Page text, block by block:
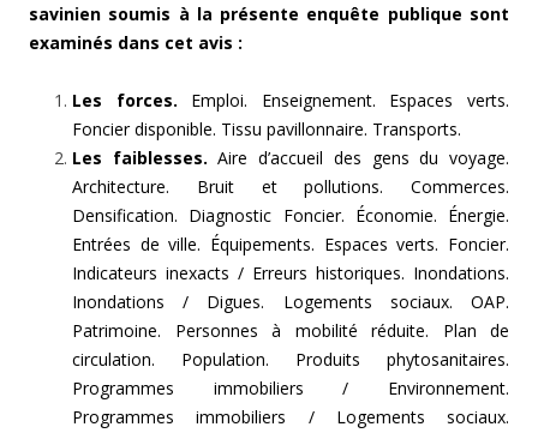
savinien soumis à la présente enquête publique sont
examinés dans cet avis :
Les forces. Emploi. Enseignement. Espaces verts.
Foncier disponible. Tissu pavillonnaire. Transports.
Les faiblesses. Aire d’accueil des gens du voyage.
Architecture. Bruit et pollutions. Commerces.
Densification. Diagnostic Foncier. Économie. Énergie.
Entrées de ville. Équipements. Espaces verts. Foncier.
Indicateurs inexacts / Erreurs historiques. Inondations.
Inondations / Digues. Logements sociaux. OAP.
Patrimoine. Personnes à mobilité réduite. Plan de
circulation. Population. Produits phytosanitaires.
Programmes immobiliers / Environnement.
Programmes immobiliers / Logements sociaux.